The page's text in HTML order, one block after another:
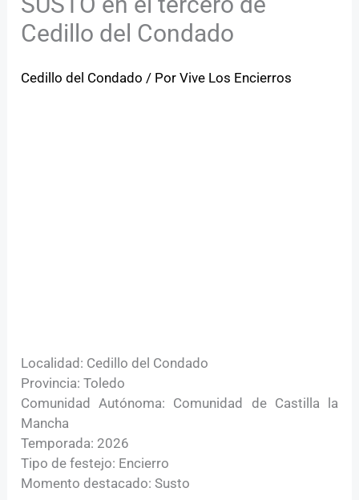
Cedillo del Condado
Cedillo del Condado / PorVive Los Encierros
Localidad: Cedillo del Condado
Provincia: Toledo
Comunidad Autónoma: Comunidad de Castilla la
Mancha
Temporada: 2026
Tipo de festejo: Encierro
Momento destacado: Susto